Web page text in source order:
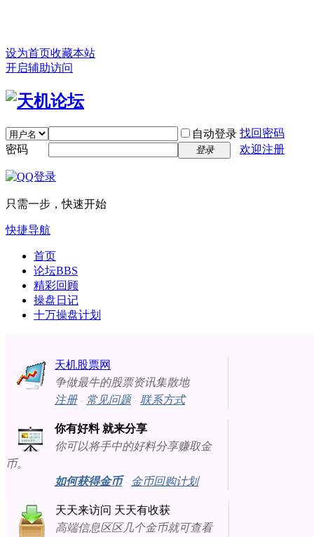
设为首页收藏本站
开启辅助访问
自动登录 找回密码
密码
登录 欢迎注册
只需一步，快速开始
快捷导航
首页
论坛BBS
精彩回顾
操盘日记
十万操盘计划
天机股票网
争做最牛的股票资讯集散地
注册- 常见问题- 联系方式
你有好料 就来分享
你可以将手中的好料分享赚取金
币。
如何获得金币- 金币回购计划
天天来访问 天天有收获
高端信息区区几个金币就可查看